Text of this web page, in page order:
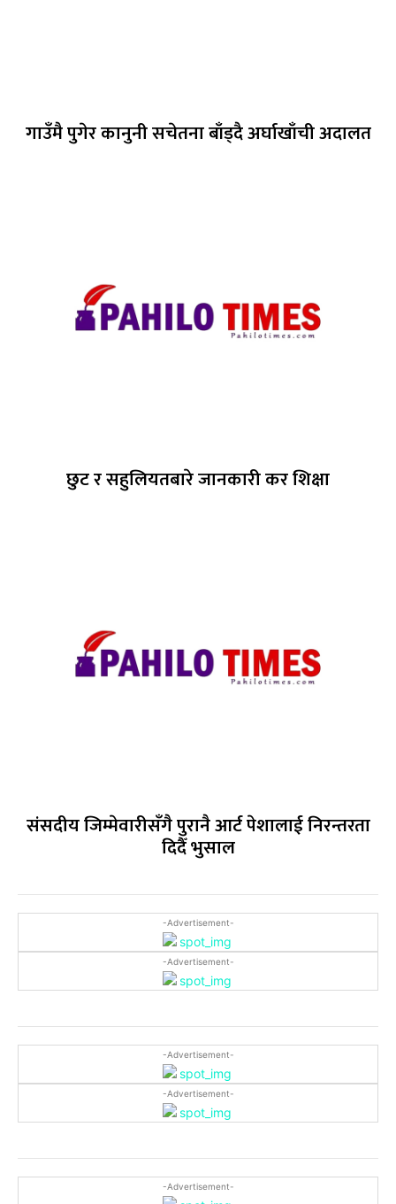
गाउँमै पुगेर कानुनी सचेतना बाँड्दै अर्घाखाँची अदालत
छुट र सहुलियतबारे जानकारी कर शिक्षा
संसदीय जिम्मेवारीसँगै पुरानै आर्ट पेशालाई निरन्तरता
दिदैँ भुसाल
-Advertisement-
-Advertisement-
-Advertisement-
-Advertisement-
-Advertisement-